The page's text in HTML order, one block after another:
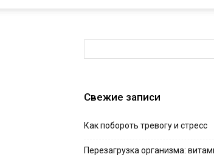
Свежие записи
Как побороть тревогу и стресс
Перезагрузка организма: